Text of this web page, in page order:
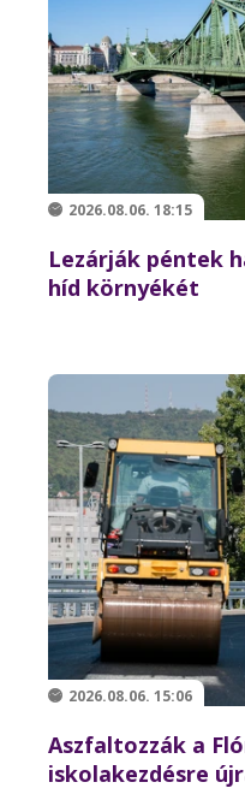
2026.08.06. 18:15
Lezárják péntek
híd környékét
2026.08.06. 15:06
Aszfaltozzák a
iskolakezdésre